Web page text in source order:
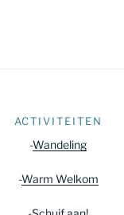
ACTIVITEITEN
-Wandeling
-Warm Welkom